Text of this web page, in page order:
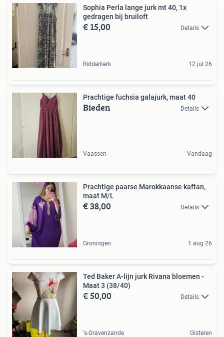
Sophia Perla lange jurk mt 40, 1x
gedragen bij bruiloft
€ 15,00 Details
Ridderkerk 12 jul 26
Prachtige fuchsia galajurk, maat 40
Bieden Details
Vaassen Vandaag
Prachtige paarse Marokkaanse kaftan,
maat M/L
€ 38,00 Details
Groningen 1 aug 26
Ted Baker A-lijn jurk Rivana bloemen -
Maat 3 (38/40)
€ 50,00 Details
's-Gravenzande Gisteren